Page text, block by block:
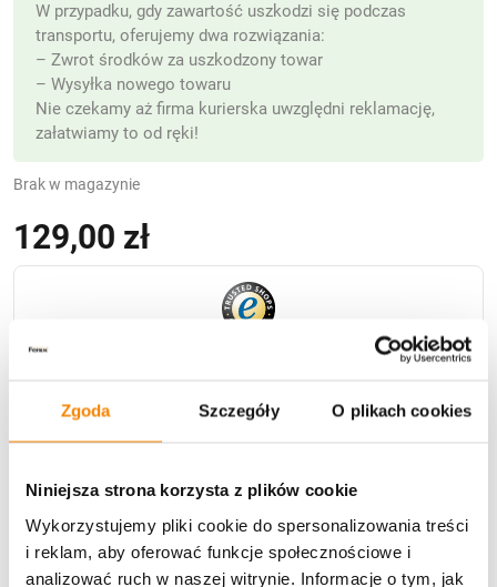
Zgoda Szczegóły O plikach cookies
Niniejsza strona korzysta z plików cookie
Wykorzystujemy pliki cookie do spersonalizowania treści
i reklam, aby oferować funkcje społecznościowe i
analizować ruch w naszej witrynie. Informacje o tym, jak
129,00 zł
Brak w magazynie
W przypadku, gdy zawartość uszkodzi się podczas
transportu, oferujemy dwa rozwiązania:
– Zwrot środków za uszkodzony towar
– Wysyłka nowego towaru
Nie czekamy aż firma kurierska uwzględni reklamację,
załatwiamy to od ręki!
Dostawa